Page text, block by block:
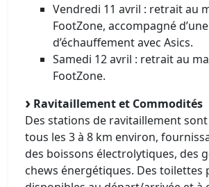
Vendredi 11 avril : retrait au
FootZone, accompagné
d’échauffement avec Asics.​
Samedi 12 avril : retrait au
FootZone.​
Ravitaillement et Commodités
Des stations de ravitaillement
tous les 3 à 8 km environ,
des boissons électrolytiques, des
chews énergétiques. Des toilettes